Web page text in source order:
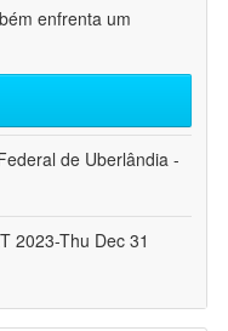
enfrenta um
de Uberlândia -
2023-Thu Dec 31